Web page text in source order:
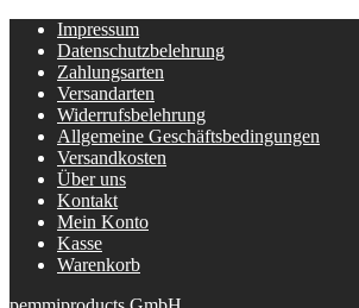
Impressum
Datenschutzbelehrung
Zahlungsarten
Versandarten
Widerrufsbelehrung
Allgemeine Geschäftsbedingungen
Versandkosten
Über uns
Kontakt
Mein Konto
Kasse
Warenkorb